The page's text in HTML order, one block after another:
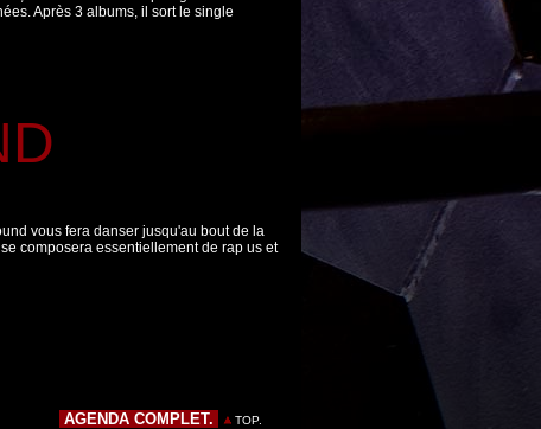
Après 3 albums, il sort le single
vous fera danser jusqu'au bout de la
composera essentiellement de rap us et
AGENDA COMPLET. TOP.